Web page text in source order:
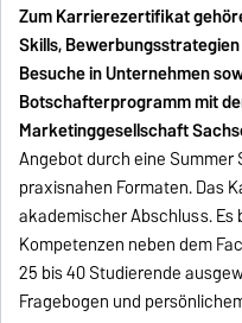
Zum Karrierezertifikat
Skills,
Besuche in Unternehmen
Botschafterprogramm mit
Marketinggesellschaft
Angebot durch eine
praxisnahen Formaten. Das
akademischer Abschluss.
Kompetenzen neben dem
25 bis 40 Studierende
Fragebogen und